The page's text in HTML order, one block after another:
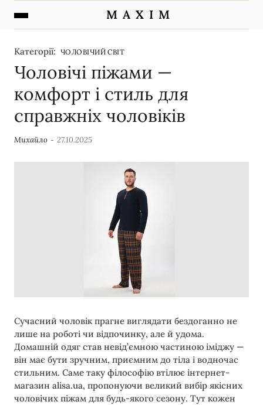
M A X I M
Категорії: ЧОЛОВІЧИЙ СВІТ
Чоловічі піжами —
комфорт і стиль для
справжніх чоловіків
Михайло 27.10.2025
Сучасний чоловік прагне виглядати бездоганно не
лише на роботі чи відпочинку, але й удома.
Домашній одяг став невід’ємною частиною іміджу —
він має бути зручним, приємним до тіла і водночас
стильним. Саме таку філософію втілює інтернет-
магазин alisa.ua, пропонуючи великий вибір якісних
чоловічих піжам для будь-якого сезону. Тут кожен